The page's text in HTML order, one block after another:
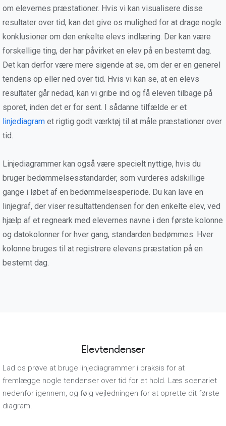
om elevernes præstationer. Hvis vi kan visualisere disse
resultater over tid, kan det give os mulighed for at drage nogle
konklusioner om den enkelte elevs indlæring. Der kan være
forskellige ting, der har påvirket en elev på en bestemt dag.
Det kan derfor være mere sigende at se, om der er en generel
tendens op eller ned over tid. Hvis vi kan se, at en elevs
resultater går nedad, kan vi gribe ind og få eleven tilbage på
sporet, inden det er for sent. I sådanne tilfælde er et
linjediagram et rigtig godt værktøj til at måle præstationer over
tid.
Linjediagrammer kan også være specielt nyttige, hvis du
bruger bedømmelsesstandarder, som vurderes adskillige
gange i løbet af en bedømmelsesperiode. Du kan lave en
linjegraf, der viser resultattendensen for den enkelte elev, ved
hjælp af et regneark med elevernes navne i den første kolonne
og datokolonner for hver gang, standarden bedømmes. Hver
kolonne bruges til at registrere elevens præstation på en
bestemt dag.
Elevtendenser
Lad os prøve at bruge linjediagrammer i praksis for at
fremlægge nogle tendenser over tid for et hold. Læs scenariet
nedenfor igennem, og følg vejledningen for at oprette dit første
diagram.